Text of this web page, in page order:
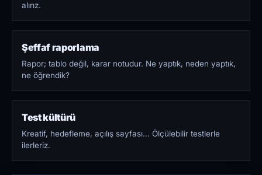
alırız.
Şeffaf raporlama
Rapor; tablo değil, karar notudur. Ne yaptık, neden yaptık,
ne öğrendik?
Test kültürü
Kreatif, hedefleme, açılış sayfası… Ölçülebilir testlerle
ilerleriz.